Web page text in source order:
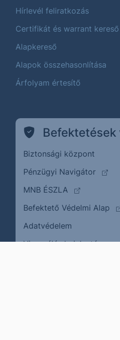
Hírlevél feliratkozás
Certifikát és warrant kereső
Alapkereső
Alapok összehasonlítása
Árfolyam értesítő
Befektetések
Biztonsági központ
Pénzügyi Navigátor
MNB ÉSZLA
(külső
Befektető Védelmi Alap
Adatvédelem
Visszaélés bejelentése